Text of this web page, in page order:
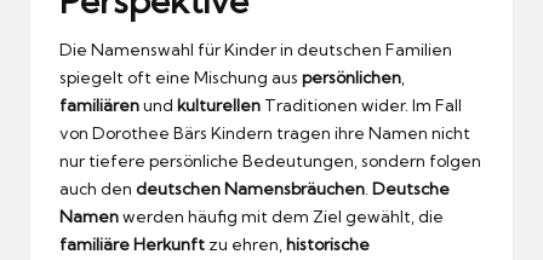
Die Namenswahl für Kinder in deutschen Familien
spiegelt oft eine Mischung aus persönlichen
familiärenund kulturellen Traditionen wider. Im Fall
von Dorothee Bärs Kindern tragen ihre Namen nicht
nur tiefere persönliche Bedeutungen, sondern folgen
auch den deutschen Namensbräuchen Deutsche
Namenwerden häufig mit dem Ziel gewählt, die
familiäre Herkunft zu ehren, historische